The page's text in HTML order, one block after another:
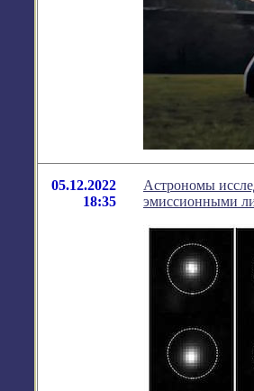
05.12.2022
18:35
Астрономы
эмиссионными